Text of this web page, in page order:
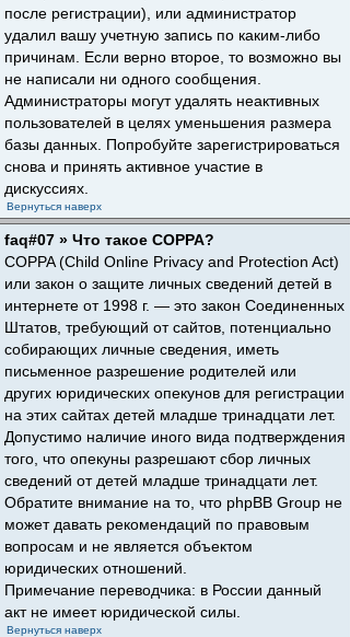
после регистрации), или администратор
удалил вашу учетную запись по каким-либо
причинам. Если верно второе, то возможно вы
не написали ни одного сообщения.
Администраторы могут удалять неактивных
пользователей в целях уменьшения размера
базы данных. Попробуйте зарегистрироваться
снова и принять активное участие в
дискуссиях.
Вернуться наверх
faq#07 » Что такое COPPA?
COPPA (Child Online Privacy and Protection Act)
или закон о защите личных сведений детей в
интернете от 1998 г. — это закон Соединенных
Штатов, требующий от сайтов, потенциально
собирающих личные сведения, иметь
письменное разрешение родителей или
других юридических опекунов для регистрации
на этих сайтах детей младше тринадцати лет.
Допустимо наличие иного вида подтверждения
того, что опекуны разрешают сбор личных
сведений от детей младше тринадцати лет.
Обратите внимание на то, что phpBB Group не
может давать рекомендаций по правовым
вопросам и не является объектом
юридических отношений.
Примечание переводчика: в России данный
акт не имеет юридической силы.
Вернуться наверх